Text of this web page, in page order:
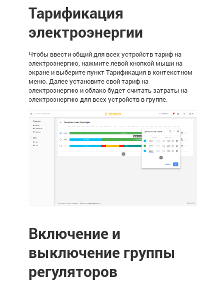
Тарификация
электроэнергии
Чтобы ввести общий для всех устройств тариф на
электроэнергию, нажмите левой кнопкой мыши на
экране и выберите пункт Тарификация в контекстном
меню. Далееустановите свой тариф на
электроэнергию и облако будет считать затраты на
электроэнергию для всех устройств в группе.
Включение и
выключение группы
регуляторов